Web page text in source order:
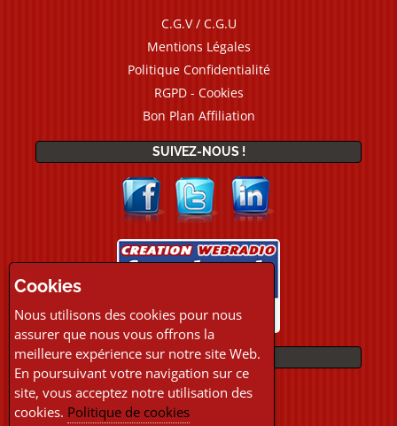
C.G.V / C.G.U
Mentions Légales
Politique Confidentialité
RGPD - Cookies
Bon Plan Affiliation
SUIVEZ-NOUS !
PAIEMENTS
Cookies
Nous utilisons des cookies pour nous
assurer que nous vous offrons la
meilleure expérience sur notre site Web.
En poursuivant votre navigation sur ce
site, vous acceptez notre utilisation des
cookies. Politique de cookies